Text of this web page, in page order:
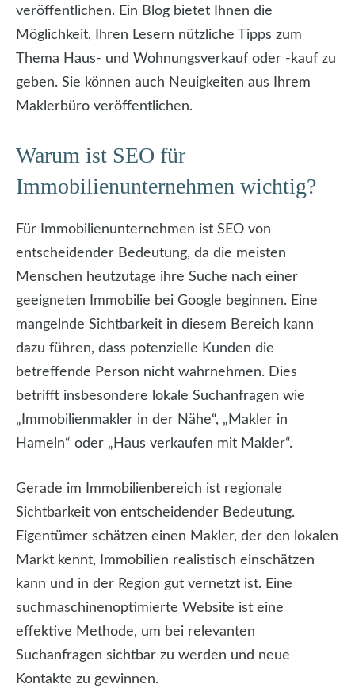
veröffentlichen. Ein Blog bietet Ihnen die
Möglichkeit, Ihren Lesern nützliche Tipps zum
Thema Haus- und Wohnungsverkauf oder -kauf zu
geben. Sie können auch Neuigkeiten aus Ihrem
Maklerbüro veröffentlichen.
Warum ist SEO für
Immobilienunternehmen wichtig?
Für Immobilienunternehmen ist SEO von
entscheidender Bedeutung, da die meisten
Menschen heutzutage ihre Suche nach einer
geeigneten Immobilie bei Google beginnen. Eine
mangelnde Sichtbarkeit in diesem Bereich kann
dazu führen, dass potenzielle Kunden die
betreffende Person nicht wahrnehmen. Dies
betrifft insbesondere lokale Suchanfragen wie
„Immobilienmakler in der Nähe“, „Makler in
Hameln“ oder „Haus verkaufen mit Makler“.
Gerade im Immobilienbereich ist regionale
Sichtbarkeit von entscheidender Bedeutung.
Eigentümer schätzen einen Makler, der den lokalen
Markt kennt, Immobilien realistisch einschätzen
kann und in der Region gut vernetzt ist. Eine
suchmaschinenoptimierte Website ist eine
effektive Methode, um bei relevanten
Suchanfragen sichtbar zu werden und neue
Kontakte zu gewinnen.